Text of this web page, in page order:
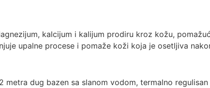
kalcijum i kalijum prodiru kroz kožu,
upalne procese i pomaže koži koja je osetljiva
dug bazen sa slanom vodom, termalno